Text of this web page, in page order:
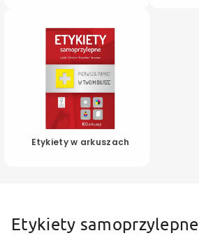
Etykiety w arkuszach
Etykiety samoprzylepne